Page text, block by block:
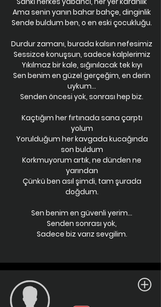
Ama senin yanın bahar bahçe, dinginlik
Sende buldum ben, o en eski çocukluğu.
Durdur zamanı, burada kalsın nefesimiz
Sessizce konuşsun, sadece kalplerimiz
Yıkılmaz bir kale, sığınılacak tek kıyı
Sen benim en güzel gerçeğim, en derin
uykum...
Senden öncesi yok, sonrası hep biz.
Kaçtığım her fırtınada sana çarptı
yolum
Yorulduğum her kavgada kucağında
son buldum
Korkmuyorum artık, ne dünden ne
yarından
Çünkü ben asıl şimdi, tam şurada
doğdum.
Sen benim en güvenli yerim...
Senden sonrası yok,
Sadece biz varız sevgilim.